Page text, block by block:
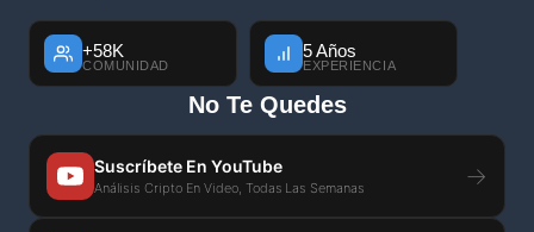
+58K
COMUNIDAD
5 Años
EXPERIENCIA
No Te Quedes
Suscríbete En YouTube
Análisis Cripto En Video, Todas Las Semanas →